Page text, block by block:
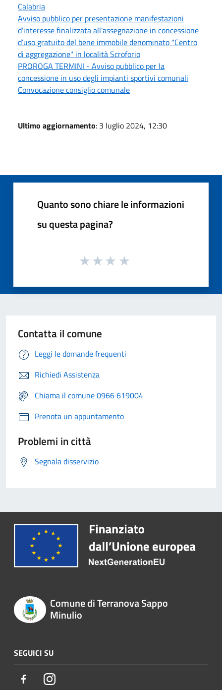
Calabria
Avviso pubblico per presentazione manifestazioni
d’interesse finalizzata all'assegnazione in concessione
d’uso gratuito del bene immobile denominato "Centro
di aggregazione" in località Scroforio
PROROGA TERMINI - Avviso pubblico per la
concessione in uso degli impianti sportivi comunali
Convocazione consiglio comunale
Ultimo aggiornamento: 3 luglio 2024, 12:30
Quanto sono chiare le informazioni
su questa pagina?
Contatta il comune
Leggi le domande frequenti
Richiedi Assistenza
Chiama il comune 0966 619004
Prenota un appuntamento
Problemi in città
Segnala disservizio
Comune di Terranova Sappo
Minulio
SEGUICI SU
FacebookInstagram